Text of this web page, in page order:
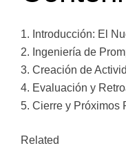
1. Introducción: El
2. Ingeniería de
3. Creación de
4. Evaluación y
5. Cierre y Próximos
Related